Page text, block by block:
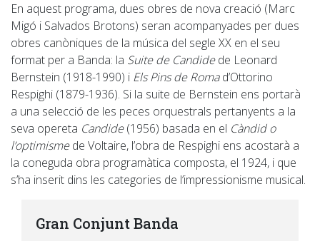
En aquest programa, dues obres de nova creació (Marc
Migó i Salvados Brotons) seran acompanyades per dues
obres canòniques de la música del segle XX en el seu
format per a Banda: la Suite de Candidede Leonard
Bernstein (1918-1990) i Els Pins de Romad’Ottorino
Respighi (1879-1936). Si la suite de Bernstein ens portarà
a una selecció de les peces orquestrals pertanyents a la
seva opereta Candide(1956) basada en el Càndid o
l’optimismede Voltaire, l’obra de Respighi ens acostarà a
la coneguda obra programàtica composta, el 1924, i que
s’ha inserit dins les categories de l’impressionisme musical.
Gran Conjunt Banda